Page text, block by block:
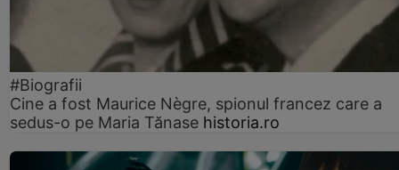
#Biografii
Cine a fost Maurice Nègre, spionul francez care a
sedus-o pe Maria Tănase historia.ro